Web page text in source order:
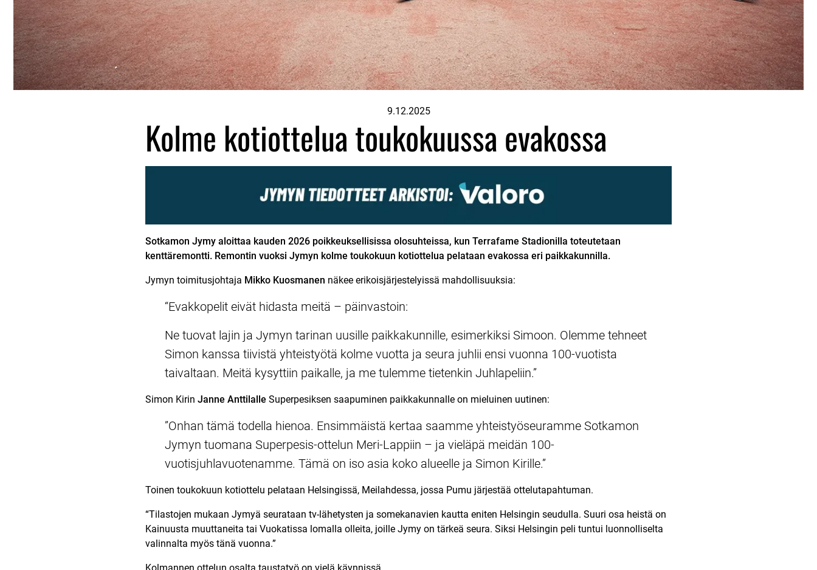
9.12.2025
Kolme kotiottelua toukokuussa evakossa
Sotkamon Jymy aloittaa kauden 2026 poikkeuksellisissa olosuhteissa, kun Terrafame Stadionilla toteutetaan
kenttäremontti. Remontin vuoksi Jymyn kolme toukokuun kotiottelua pelataan evakossa eri paikkakunnilla.
Jymyn toimitusjohtaja Mikko Kuosmanen näkee erikoisjärjestelyissä mahdollisuuksia:
“Evakkopelit eivät hidasta meitä – päinvastoin:
Ne tuovat lajin ja Jymyn tarinan uusille paikkakunnille, esimerkiksi Simoon. Olemme tehneet
Simon kanssa tiivistä yhteistyötä kolme vuotta ja seura juhlii ensi vuonna 100-vuotista
taivaltaan. Meitä kysyttiin paikalle, ja me tulemme tietenkin Juhlapeliin.”
Simon Kirin Janne Anttilalle Superpesiksen saapuminen paikkakunnalle on mieluinen uutinen:
”Onhan tämä todella hienoa. Ensimmäistä kertaa saamme yhteistyöseuramme Sotkamon
Jymyn tuomana Superpesis-ottelun Meri-Lappiin – ja vieläpä meidän 100-
vuotisjuhlavuotenamme. Tämä on iso asia koko alueelle ja Simon Kirille.”
Toinen toukokuun kotiottelu pelataan Helsingissä, Meilahdessa, jossa Pumu järjestää ottelutapahtuman.
“Tilastojen mukaan Jymyä seurataan tv-lähetysten ja somekanavien kautta eniten Helsingin seudulla. Suuri osa heistä on
Kainuusta muuttaneita tai Vuokatissa lomalla olleita, joille Jymy on tärkeä seura. Siksi Helsingin peli tuntui luonnolliselta
valinnalta myös tänä vuonna.”